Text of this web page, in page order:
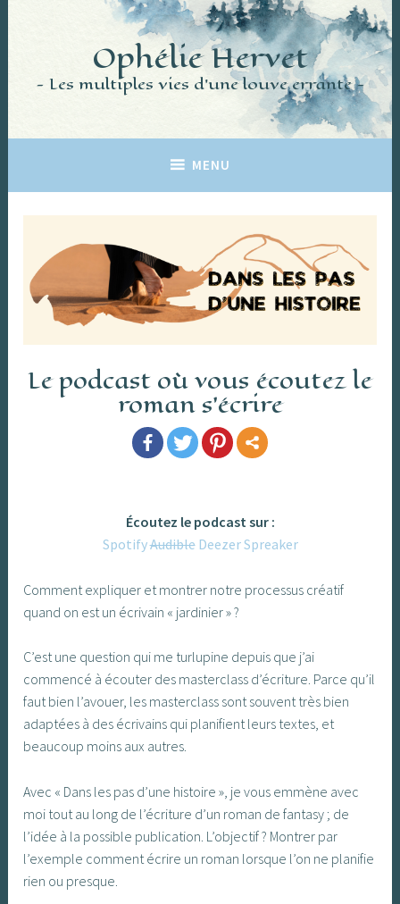
principal
Ophélie Hervet
Les multiples vies d'une louve errante
MENU
Le podcast où vous écoutez le
roman s’écrire
Écoutez le podcast sur :
SpotifyAudible DeezerSpreaker
Comment expliquer et montrer notre processus créatif
quand on est un écrivain « jardinier » ?
C’est une question qui me turlupine depuis que j’ai
commencé à écouter des masterclass d’écriture. Parce qu’il
faut bien l’avouer, les masterclass sont souvent très bien
adaptées à des écrivains qui planifient leurs textes, et
beaucoup moins aux autres.
Avec « Dans les pas d’une histoire », je vous emmène avec
moi tout au long de l’écriture d’un roman de fantasy ; de
l’idée à la possible publication. L’objectif ? Montrer par
l’exemple comment écrire un roman lorsque l’on ne planifie
rien ou presque.